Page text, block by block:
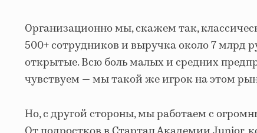
Организационно мы, скажем так,
500+ сотрудников и выручка около 7 млрд
открытые. Всю боль малых и средних
чувствуем — мы такой же игрок на этом
Но, с другой стороны, мы работаем с